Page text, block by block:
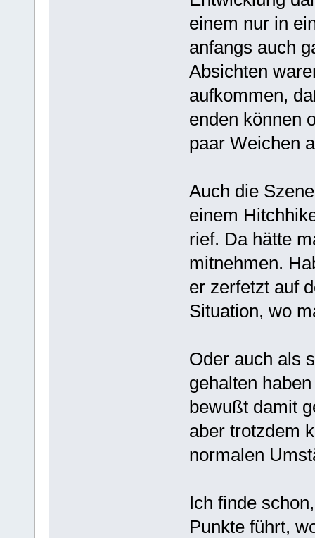
einem nur in
anfangs auch
Absichten
aufkommen,
enden können
paar Weichen
Auch die
einem
rief. Da hätte
mitnehmen.
er zerfetzt auf
Situation, wo
Oder auch als
gehalten
bewußt damit
aber trotzdem
normalen
Ich finde
Punkte führt,